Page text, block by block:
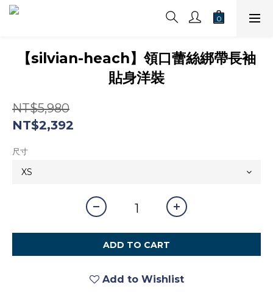
【silvian-heach】領口蕾絲綁帶長袖
貼身洋裝
NT$5,980
NT$2,392
尺寸
ADD TO CART
Add to Wishlist